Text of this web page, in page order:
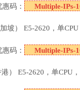
码： Multiple-IPs-
加坡） E5-2620，单
码： Multiple-IPs-
港） E5-2620，单